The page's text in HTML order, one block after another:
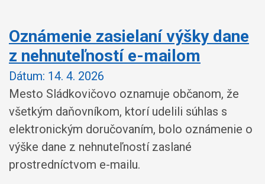
Oznámenie zasielaní výšky dane
z nehnuteľností e-mailom
Dátum: 14. 4. 2026
Mesto Sládkovičovo oznamuje občanom, že
všetkým daňovníkom, ktorí udelili súhlas s
elektronickým doručovaním, bolo oznámenie o
výške dane z nehnuteľností zaslané
prostredníctvom e-mailu.